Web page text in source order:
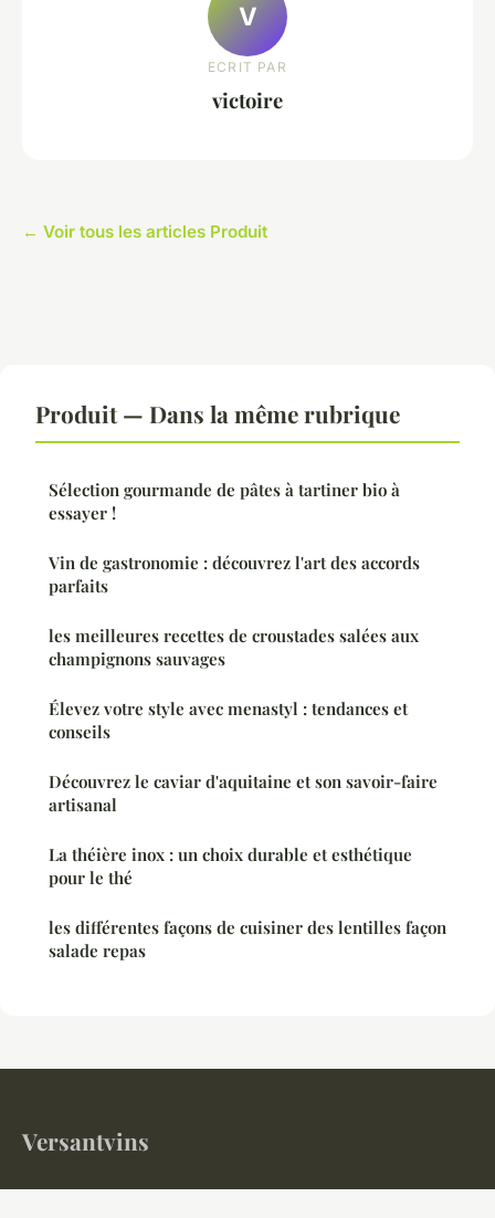
V
ECRIT PAR
victoire
← Voir tous les articles Produit
Produit — Dans la même rubrique
Sélection gourmande de pâtes à tartiner bio à
essayer !
Vin de gastronomie : découvrez l'art des accords
parfaits
les meilleures recettes de croustades salées aux
champignons sauvages
Élevez votre style avec menastyl : tendances et
conseils
Découvrez le caviar d'aquitaine et son savoir-faire
artisanal
La théière inox : un choix durable et esthétique
pour le thé
les différentes façons de cuisiner des lentilles façon
salade repas
Versantvins